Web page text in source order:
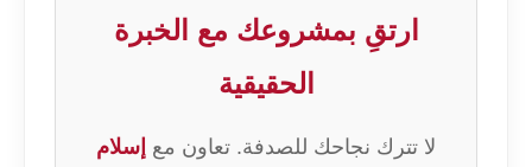
ارتقِ بمشروعك مع الخبرة
الحقيقية
لا تترك نجاحك للصدفة. تعاون مع إسلام